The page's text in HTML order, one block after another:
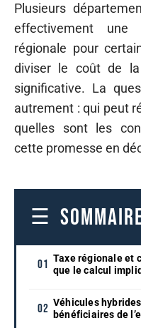
Plusieurs
effectivement
régionale pour
diviser le coût de
significative. La
autrement : qui peut
quelles sont les
cette promesse en
Taxe régionale et
que le calcul
Véhicules
bénéficiaires de